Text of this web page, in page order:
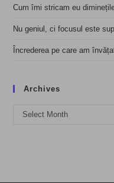
Cum îmi stricam eu
Nu geniul, ci focusul este
Încrederea pe care am
Archives
Archives
Select Month